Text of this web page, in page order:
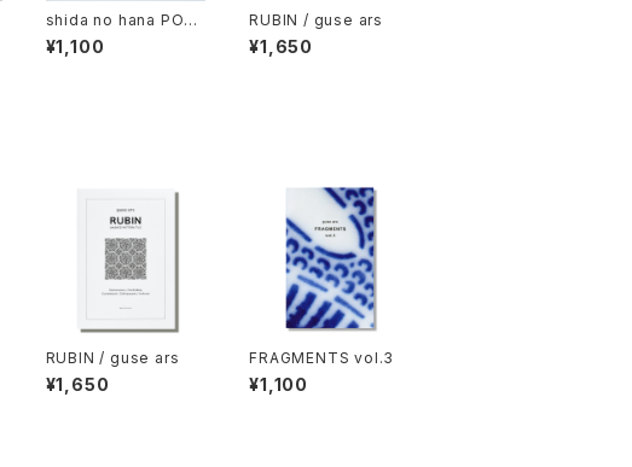
shida no hana POS
TCARD set
¥1,100
RUBIN / guse ars
¥1,650
RUBIN / guse ars
¥1,650
FRAGMENTS vol.3
¥1,100